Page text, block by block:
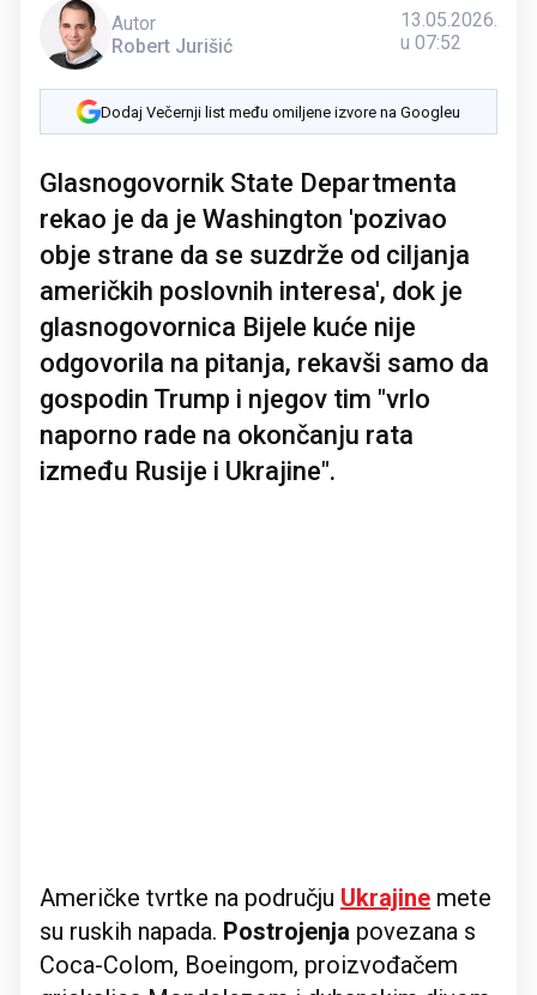
Autor
Robert Jurišić
13.05.2026.
u 07:52
Dodaj Večernji list među omiljene izvore na Googleu
Glasnogovornik State Departmenta
rekao je da je Washington 'pozivao
obje strane da se suzdrže od ciljanja
američkih poslovnih interesa', dok je
glasnogovornica Bijele kuće nije
odgovorila na pitanja, rekavši samo da
gospodin Trump i njegov tim "vrlo
naporno rade na okončanju rata
između Rusije i Ukrajine".
Američke tvrtke na području Ukrajine mete
su ruskih napada. Postrojenja povezana s
Coca-Colom, Boeingom, proizvođačem